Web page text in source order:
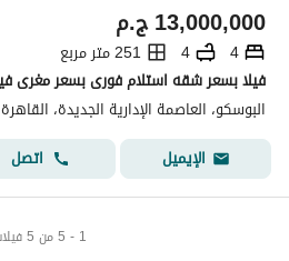
ج.م13,000,000
4
4
251 متر مربع
البوسكو، العاصمة الإدارية الجديدة، القاهرة
الإيميل
اتصل
1 - 5 من 5 فيلات